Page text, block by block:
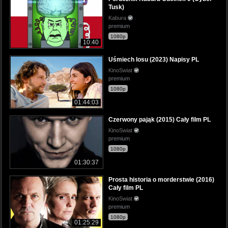
10:40
Tusk)
Kabura
premium
1080p
01:44:03
Uśmiech losu (2023) Napisy PL
KinoSwiat
premium
1080p
01:30:37
Czerwony pająk (2015) Cały film PL
KinoSwiat
premium
1080p
01:25:29
Prosta historia o morderstwie (2016)
Cały film PL
KinoSwiat
premium
1080p